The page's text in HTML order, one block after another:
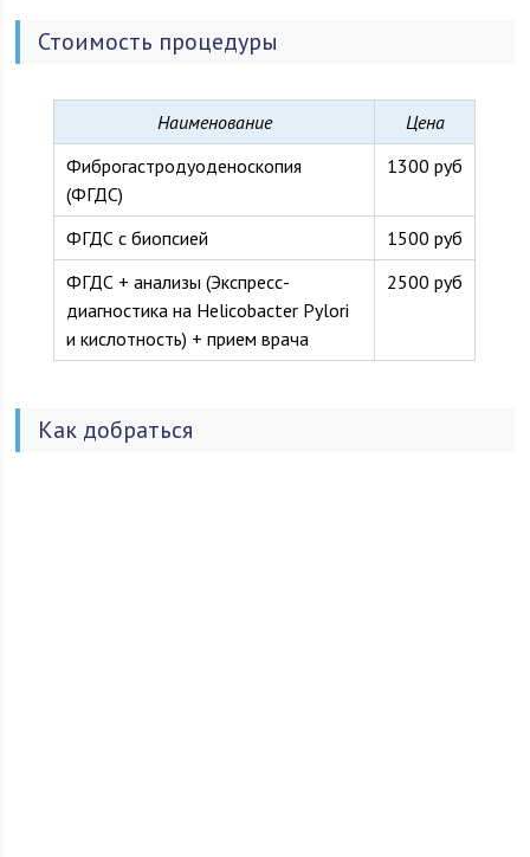
ведение беременности с оформлением дородовых и
послеродовых листков нетрудоспособности, подготовка к
ЭКО (экстракорпоральное оплодотворение),
Лабораторные исследования, диагностические пункции под
контролем УЗИ, экспресс-анализы осуществляются в
максимально сжатые сроки. Проводятся медицинские
осмотры: при поступлении на работу, периодические,
предрейсовые. Оформляются справки утвержденного
образца.
Стоимость процедуры
Наименование
Цена
Фиброгастродуоденоскопия
(ФГДС)
1300 руб
ФГДС с биопсией
1500 руб
ФГДС + анализы (Экспресс-
диагностика на Helicobacter Pylori
и кислотность) + прием врача
2500 руб
Как добраться